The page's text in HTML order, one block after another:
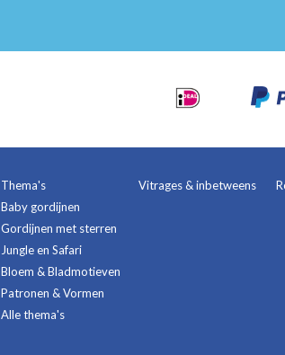
Thema's
Baby gordijnen
Gordijnen met sterren
Jungle en Safari
Bloem & Bladmotieven
Patronen & Vormen
Alle thema's
Vitrages & inbetweens